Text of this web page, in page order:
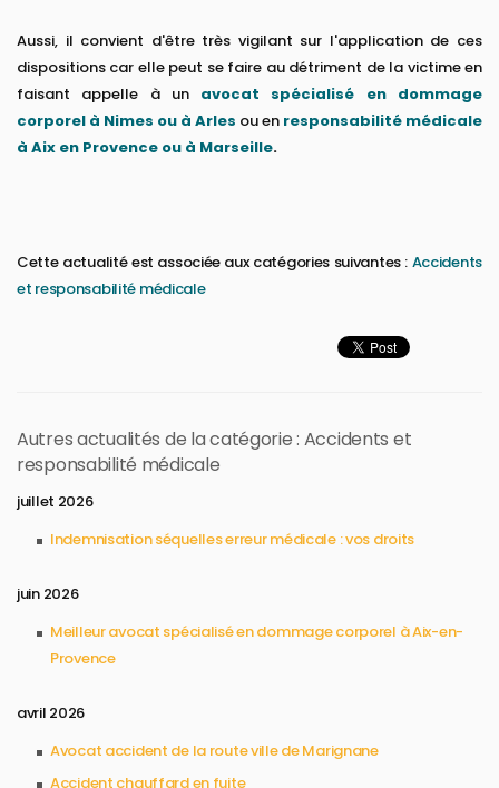
Aussi, il convient d'être très vigilant sur l'application de ces
dispositions car elle peut se faire au détriment de la victime en
faisant appelle à un avocat spécialisé en dommage
corporel à Nimes ou à Arles ou en responsabilité médicale
à Aix en Provence ou à Marseille.
Cette actualité est associée aux catégories suivantes : Accidents
et responsabilité médicale
Autres actualités de la catégorie : Accidents et
responsabilité médicale
juillet 2026
Indemnisation séquelles erreur médicale : vos droits
juin 2026
Meilleur avocat spécialisé en dommage corporel à Aix-en-
Provence
avril 2026
Avocat accident de la route ville de Marignane
Accident chauffard en fuite